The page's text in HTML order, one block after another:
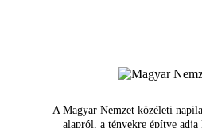
A Magyar Nemzet közéleti
alapról, a tényekre építve adja